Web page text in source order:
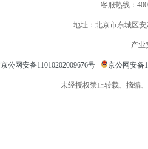
客服热线：
地址：北京市东城区
产业
京公网安备11010202009676号 京公网安备
未经授权禁止转载、摘编